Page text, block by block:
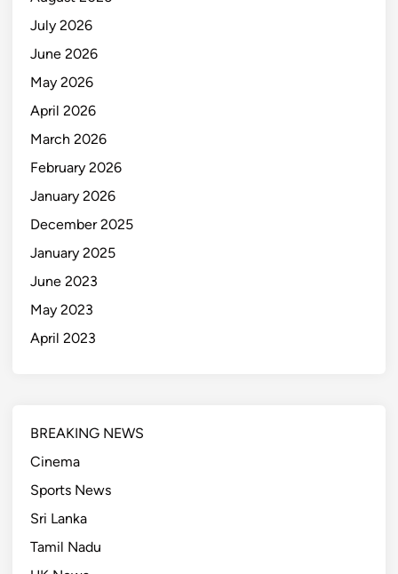
July 2026
June 2026
May 2026
April 2026
March 2026
February 2026
January 2026
December 2025
January 2025
June 2023
May 2023
April 2023
BREAKING NEWS
Cinema
Sports News
Sri Lanka
Tamil Nadu